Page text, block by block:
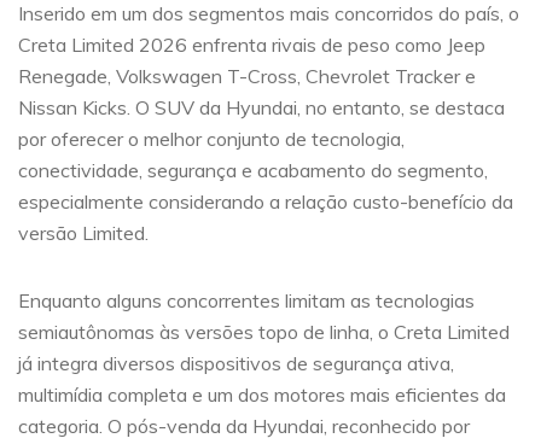
Inserido em um dos segmentos mais concorridos do país, o
Creta Limited 2026 enfrenta rivais de peso como Jeep
Renegade, Volkswagen T-Cross, Chevrolet Tracker e
Nissan Kicks. O SUV da Hyundai, no entanto, se destaca
por oferecer o melhor conjunto de tecnologia,
conectividade, segurança e acabamento do segmento,
especialmente considerando a relação custo-benefício da
versão Limited.
Enquanto alguns concorrentes limitam as tecnologias
semiautônomas às versões topo de linha, o Creta Limited
já integra diversos dispositivos de segurança ativa,
multimídia completa e um dos motores mais eficientes da
categoria. O pós-venda da Hyundai, reconhecido por